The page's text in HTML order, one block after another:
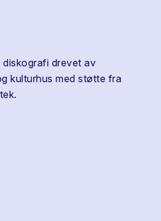
diskografi drevet av
kulturhus med støtte fra